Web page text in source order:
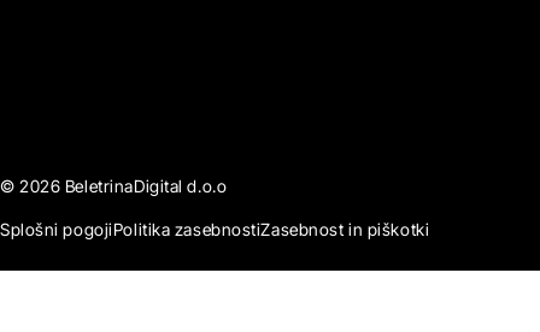
© 2026 BeletrinaDigital d.o.o
Splošni pogojiPolitika zasebnostiZasebnost in piškotki